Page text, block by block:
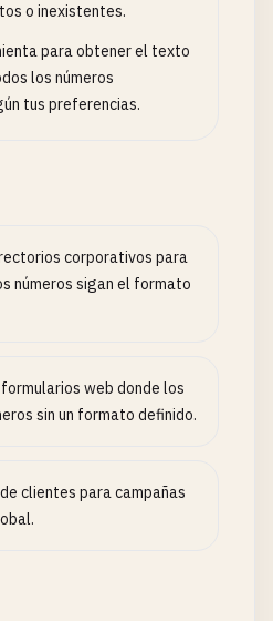
o inexistentes.
para obtener el texto
los números
tus preferencias.
corporativos para
números sigan el formato
web donde los
sin un formato definido.
clientes para campañas